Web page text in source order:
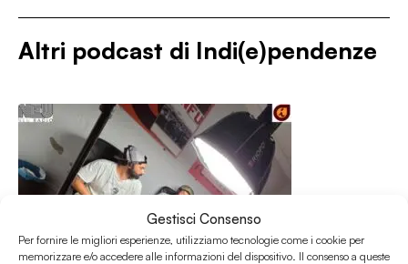
Gestisci Consenso
Per fornire le migliori esperienze, utilizziamo tecnologie come i cookie per
memorizzare e/o accedere alle informazioni del dispositivo. Il consenso a queste
Altri podcast di Indi(e)pendenze